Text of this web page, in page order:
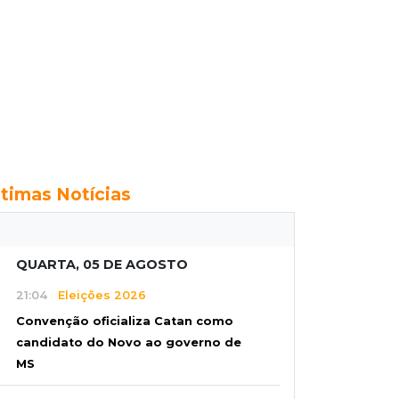
Notícias
QUARTA, 05 DE AGOSTO
21:04 Eleições 2026
Convenção oficializa Catan como
candidato do Novo ao governo de
MS